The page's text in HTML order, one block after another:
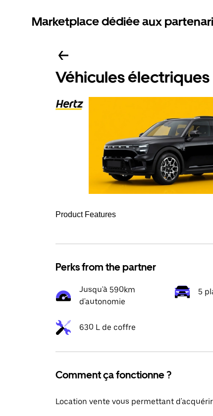
Marketplace dédiée aux
Véhicules électriques
Product Features
Perks from the partner
Jusqu'à 590km
d'autonomie
5
630 L de coffre
Comment ça fonctionne ?
Location vente vous permettant